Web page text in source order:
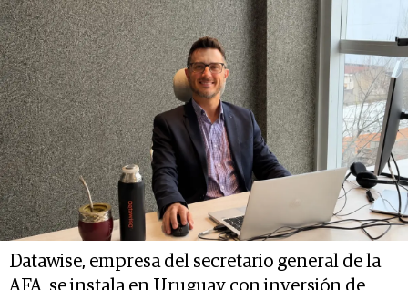
Datawise, empresa del secretario general de la